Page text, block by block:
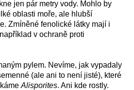
jen pár metry vody. Mohlo by
oblasti moře, ale hlubší
Zmíněné fenolické látky mají i
v ochraně proti
pylem. Nevíme, jak vypadaly
(ale ani to není jisté), které
Alisporites. Ani kde rostly.